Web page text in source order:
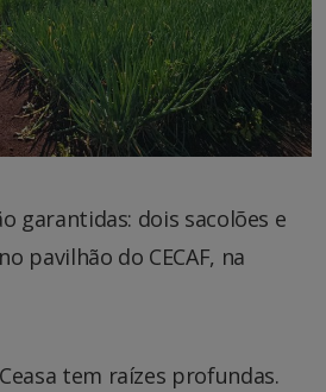
garantidas: dois sacolões e
pavilhão do CECAF, na
tem raízes profundas.